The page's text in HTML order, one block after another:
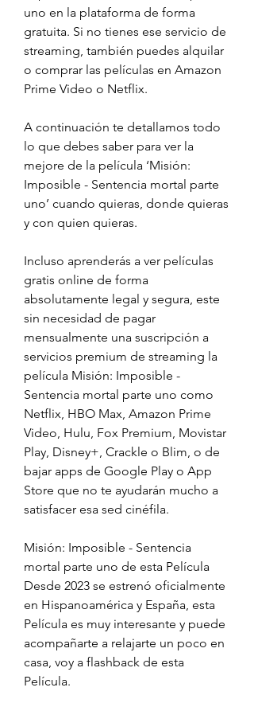
uno en la plataforma de forma
gratuita. Si no tienes ese servicio de
streaming, también puedes alquilar
o comprar las películas en Amazon
Prime Video o Netflix.
A continuación te detallamos todo
lo que debes saber para ver la
mejore de la película ‘Misión:
Imposible - Sentencia mortal parte
uno’ cuando quieras, donde quieras
y con quien quieras.
Incluso aprenderás a ver películas
gratis online de forma
absolutamente legal y segura, este
sin necesidad de pagar
mensualmente una suscripción a
servicios premium de streaming la
película Misión: Imposible -
Sentencia mortal parte uno como
Netflix, HBO Max, Amazon Prime
Video, Hulu, Fox Premium, Movistar
Play, Disney+, Crackle o Blim, o de
bajar apps de Google Play o App
Store que no te ayudarán mucho a
satisfacer esa sed cinéfila.
Misión: Imposible - Sentencia
mortal parte uno de esta Película
Desde 2023 se estrenó oficialmente
en Hispanoamérica y España, esta
Película es muy interesante y puede
acompañarte a relajarte un poco en
casa, voy a flashback de esta
Película.